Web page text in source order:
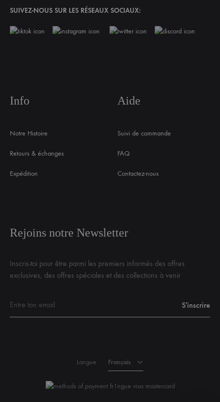
SUIVEZ-NOUS SUR LES RÉSEAUX SOCIAUX:
Info
Notre Histoire
Retours & échanges
Expédition
Aide
Suivi de commande
FAQ
Contactez-nous
Rejoins notre Newsletter
Inscris-toi pour être parmi les premiers informés des offres
exclusives, des offres spéciales et des collections à venir
Langue Français